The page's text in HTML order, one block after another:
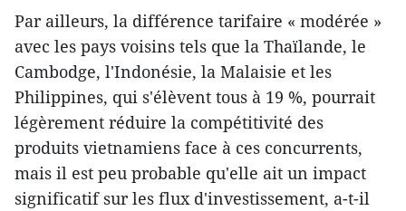
Par ailleurs, la différence tarifaire « modérée »
avec les pays voisins tels que la Thaïlande, le
Cambodge, l'Indonésie, la Malaisie et les
Philippines, qui s'élèvent tous à 19 %, pourrait
légèrement réduire la compétitivité des
produits vietnamiens face à ces concurrents,
mais il est peu probable qu'elle ait un impact
significatif sur les flux d'investissement, a-t-il